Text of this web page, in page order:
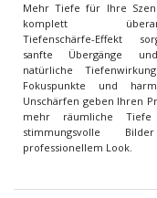
Mehr Tiefe für Ihre
komplett
Tiefenschärfe-Effekt
sanfte Übergänge
natürliche
Fokuspunkte und
Unschärfen geben Ihren
mehr räumliche
stimmungsvolle
professionellem Look.